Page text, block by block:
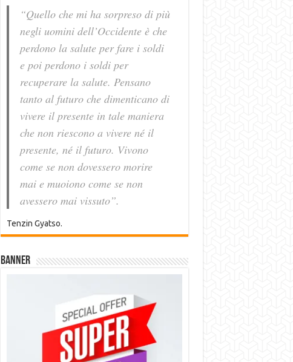
“Quello che mi ha sorpreso di più
negli uomini dell’Occidente è che
perdono la salute per fare i soldi
e poi perdono i soldi per
recuperare la salute. Pensano
tanto al futuro che dimenticano di
vivere il presente in tale maniera
che non riescono a vivere né il
presente, né il futuro. Vivono
come se non dovessero morire
mai e muoiono come se non
avessero mai vissuto”.
Tenzin Gyatso.
Banner